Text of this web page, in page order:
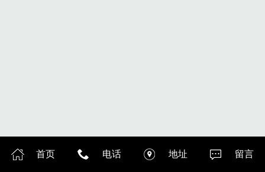
首页 电话 地址 留言